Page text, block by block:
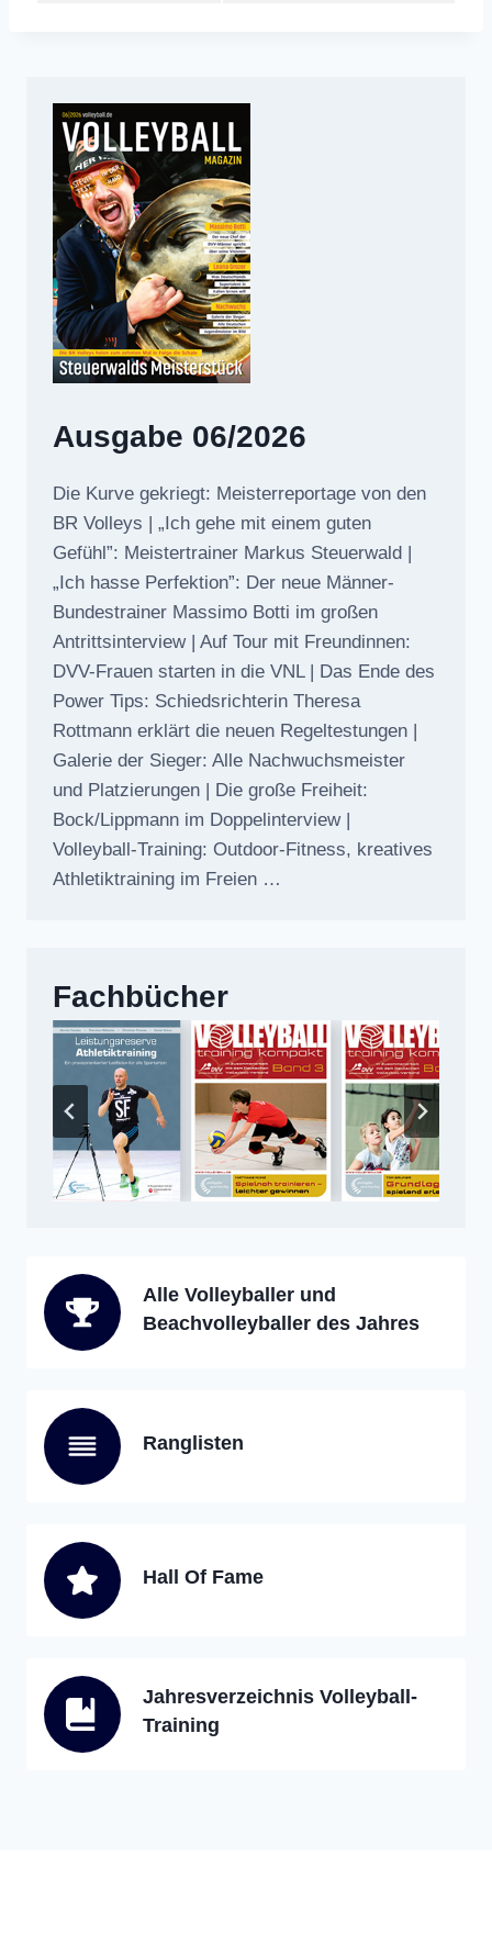
Ausgabe 06/2026
Die Kurve gekriegt: Meisterreportage von den
BR Volleys | „Ich gehe mit einem guten
Gefühl”: Meistertrainer Markus Steuerwald |
„Ich hasse Perfektion”: Der neue Männer-
Bundestrainer Massimo Botti im großen
Antrittsinterview | Auf Tour mit Freundinnen:
DVV-Frauen starten in die VNL | Das Ende des
Power Tips: Schiedsrichterin Theresa
Rottmann erklärt die neuen Regeltestungen |
Galerie der Sieger: Alle Nachwuchsmeister
und Platzierungen | Die große Freiheit:
Bock/Lippmann im Doppelinterview |
Volleyball-Training: Outdoor-Fitness, kreatives
Athletiktraining im Freien …
Fachbücher
Alle Volleyballer und
Beachvolleyballer des Jahres
Ranglisten
Hall Of Fame
Jahresverzeichnis Volleyball-
Training